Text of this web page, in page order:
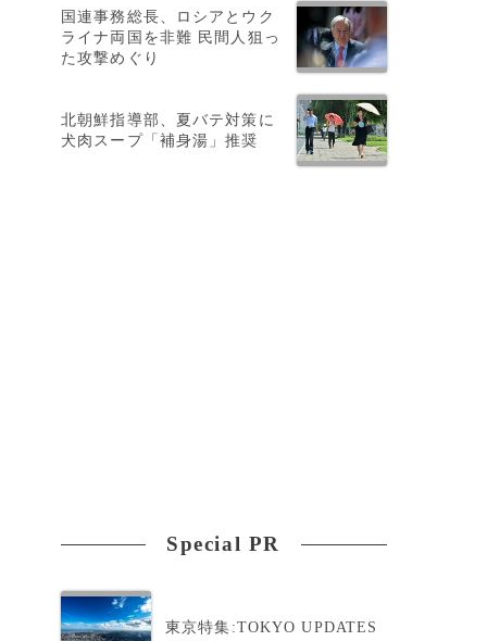
国連事務総長、ロシアとウク
ライナ両国を非難 民間人狙っ
た攻撃めぐり
北朝鮮指導部、夏バテ対策に
犬肉スープ「補身湯」推奨
Special PR
東京特集:TOKYO UPDATES